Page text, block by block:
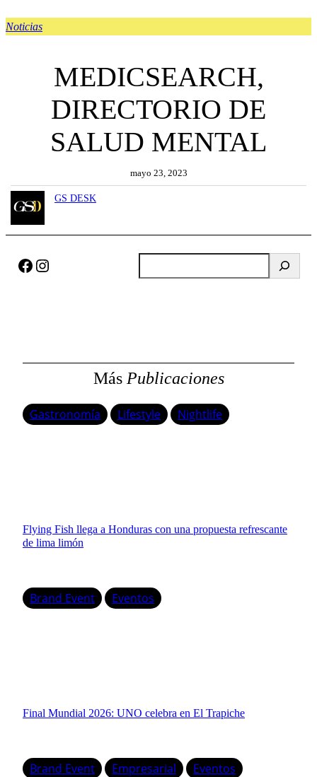
Noticias
MEDICSEARCH,
DIRECTORIO DE
SALUD MENTAL
mayo 23, 2023
GS DESK
Facebook Instagram
u
MásPublicaciones
Gastronomía Lifestyle Nightlife
Flying Fish llega a Honduras con una propuesta refrescante
de lima limón
Brand Event Eventos
Final Mundial 2026: UNO celebra en El Trapiche
Brand Event Empresarial Eventos